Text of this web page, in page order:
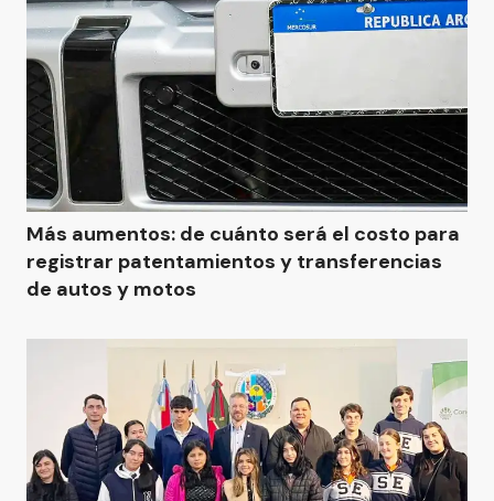
Más aumentos: de cuánto será el costo para
registrar patentamientos y transferencias
de autos y motos